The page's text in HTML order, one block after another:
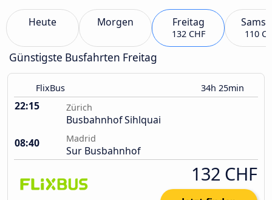
Heute Morgen Freitag
132 CHF 110
Günstigste Busfahrten Freitag
FlixBus 34h 25min
22:15 Zürich
Busbahnhof Sihlquai
08:40
Madrid
Sur Busbahnhof
132 CHF